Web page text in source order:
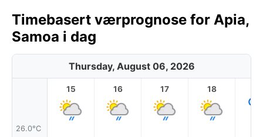
Timebasert værprognose for Apia,
Samoa i dag
Thursday, August 06, 2026
26.0°C
15 16 17 18